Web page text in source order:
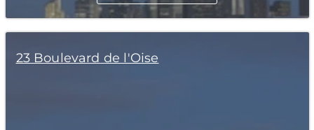
23 Boulevard de l'Oise